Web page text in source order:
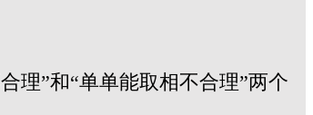
理”和“单单能取相不合理”两个